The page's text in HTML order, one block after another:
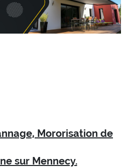
Mororisation de
sur Mennecy.